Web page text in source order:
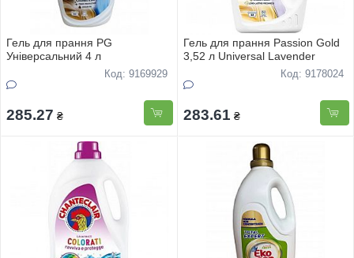
Гель для прання PG
Універсальний 4 л
Код: 9169929
285.27 ₴
Гель для прання Passion Gold
3,52 л Universal Lavender
Код: 9178024
283.61 ₴